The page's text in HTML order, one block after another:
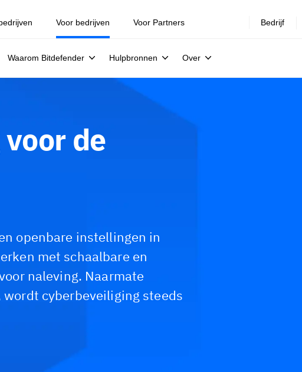
Voor bedrijven
Waarom Bitdefender Hulpbronnen Over
Voor Partners Bedrijf
de
openbare instellingen in
met schaalbare en
naleving. Naarmate
cyberbeveiliging steeds